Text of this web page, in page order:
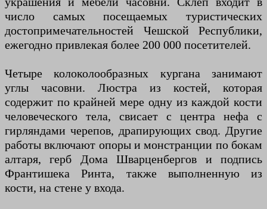
число самых посещаемых туристических
достопримечательностей Чешской Республики,
ежегодно привлекая более 200 000 посетителей.
Четыре колоколообразных кургана занимают
углы часовни. Люстра из костей, которая
содержит по крайней мере одну из каждой кости
человеческого тела, свисает с центра нефа с
гирляндами черепов, драпирующих свод. Другие
работы включают опоры и монстранции по бокам
алтаря, герб Дома Шварценбергов и подпись
Франтишека Ринта, также выполненную из
кости, на стене у входа.